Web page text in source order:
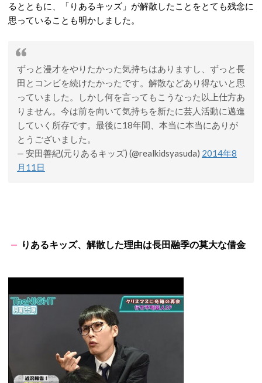
るとともに、「りあるキッズ」が解散したことをとても残念に
思っていることも明かしました。
ずっと漫才をやりたかった気持ちはありますし、ずっと長
田とコンビを続けたかったです。解散などあり得ないと思
っていました。しかし何を言ってもこうなった以上仕方あ
りません。今は前を向いて気持ちを新たに芸人活動に邁進
していく所存です。最後に18年間、本当に本当にありが
とうございました。
— 安田善紀(元りあるキッズ) (@realkidsyasuda) 2014年8
月11日
りあるキッズ、解散した理由は長田融季の莫大な借金